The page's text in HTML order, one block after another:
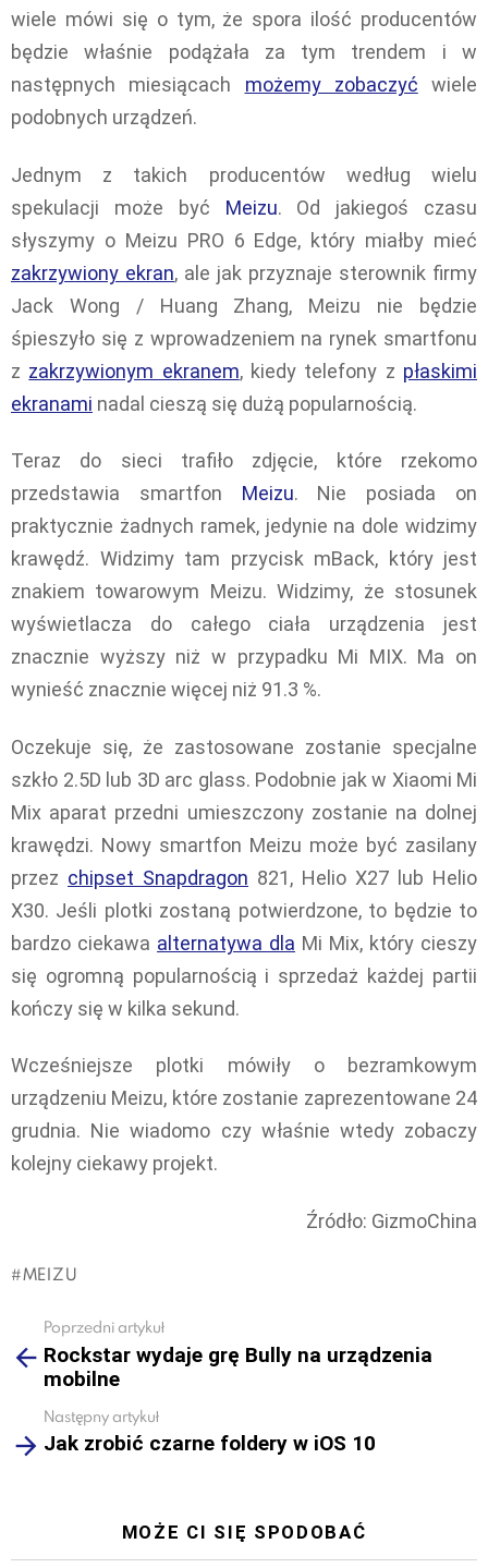
wiele mówi się o tym, że spora ilość producentów
będzie właśnie podążała za tym trendem i w
następnych miesiącach możemy zobaczyć wiele
podobnych urządzeń.
Jednym z takich producentów według wielu
spekulacji może być Meizu. Od jakiegoś czasu
słyszymy o Meizu PRO 6 Edge, który miałby mieć
zakrzywiony ekran, ale jak przyznaje sterownik firmy
Jack Wong / Huang Zhang, Meizu nie będzie
śpieszyło się z wprowadzeniem na rynek smartfonu
z zakrzywionym ekranem, kiedy telefony z płaskimi
ekranami nadal cieszą się dużą popularnością.
Teraz do sieci trafiło zdjęcie, które rzekomo
przedstawia smartfon Meizu. Nie posiada on
praktycznie żadnych ramek, jedynie na dole widzimy
krawędź. Widzimy tam przycisk mBack, który jest
znakiem towarowym Meizu. Widzimy, że stosunek
wyświetlacza do całego ciała urządzenia jest
znacznie wyższy niż w przypadku Mi MIX. Ma on
wynieść znacznie więcej niż 91.3 %.
Oczekuje się, że zastosowane zostanie specjalne
szkło 2.5D lub 3D arc glass. Podobnie jak w Xiaomi Mi
Mix aparat przedni umieszczony zostanie na dolnej
krawędzi. Nowy smartfon Meizu może być zasilany
przez chipset Snapdragon 821, Helio X27 lub Helio
X30. Jeśli plotki zostaną potwierdzone, to będzie to
bardzo ciekawa alternatywa dla Mi Mix, który cieszy
się ogromną popularnością i sprzedaż każdej partii
kończy się w kilka sekund.
Wcześniejsze plotki mówiły o bezramkowym
urządzeniu Meizu, które zostanie zaprezentowane 24
grudnia. Nie wiadomo czy właśnie wtedy zobaczy
kolejny ciekawy projekt.
Źródło: GizmoChina
MEIZU
more
Poprzedni artykuł
Rockstar wydaje grę Bully na urządzenia
mobilne
Następny artykuł
Jak zrobić czarne foldery w iOS 10
MOŻE CI SIĘ SPODOBAĆ